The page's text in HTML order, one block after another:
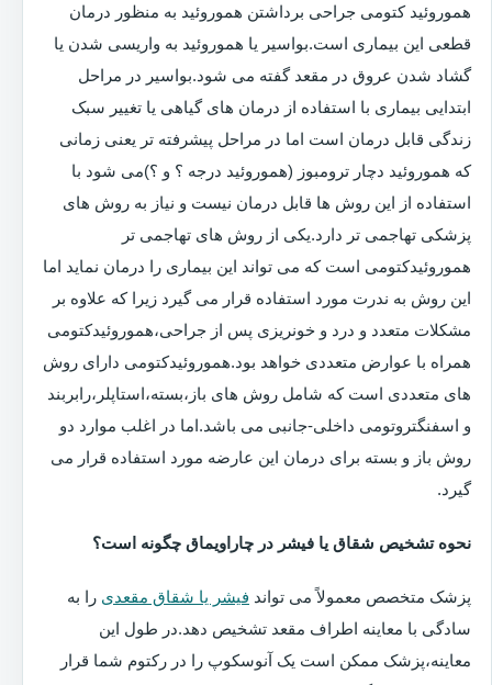
هموروئید کتومی جراحی برداشتن هموروئید به منظور درمان
قطعی این بیماری است.بواسیر یا هموروئید به واریسی شدن یا
گشاد شدن عروق در مقعد گفته می شود.بواسیر در مراحل
ابتدایی بیماری با استفاده از درمان های گیاهی یا تغییر سبک
زندگی قابل درمان است اما در مراحل پیشرفته تر یعنی زمانی
که هموروئید دچار ترومبوز (هموروئید درجه ؟ و ؟)می شود با
استفاده از این روش ها قابل درمان نیست و نیاز به روش های
پزشکی تهاجمی تر دارد.یکی از روش های تهاجمی تر
هموروئیدکتومی است که می تواند این بیماری را درمان نماید اما
این روش به ندرت مورد استفاده قرار می گیرد زیرا که علاوه بر
مشکلات متعدد و درد و خونریزی پس از جراحی،هموروئیدکتومی
همراه با عوارض متعددی خواهد بود.هموروئیدکتومی دارای روش
های متعددی است که شامل روش های باز،بسته،استاپلر،رابربند
و اسفنگتروتومی داخلی-جانبی می باشد.اما در اغلب موارد دو
روش باز و بسته برای درمان این عارضه مورد استفاده قرار می
گیرد.
نحوه تشخیص شقاق یا فیشر در چاراویماق چگونه است؟
پزشک متخصص معمولاً می تواند فیشر یا شقاق مقعدی را به
سادگی با معاینه اطراف مقعد تشخیص دهد.در طول این
معاینه،پزشک ممکن است یک آنوسکوپ را در رکتوم شما قرار